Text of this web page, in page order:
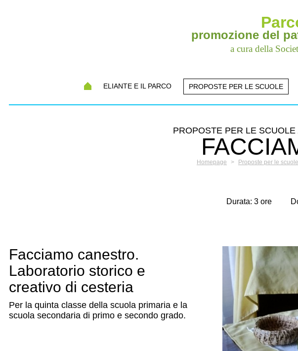
promozione del
a cura della
ELIANTE E IL PARCO PROPOSTE PER LE SCUOLE
PROPOSTE PER LE
Homepage > Proposte per le scuole
Durata: 3 ore
Facciamo canestro.
Laboratorio storico e
creativo di cesteria
Per la quinta classe della scuola primaria e la
scuola secondaria di primo e secondo grado.